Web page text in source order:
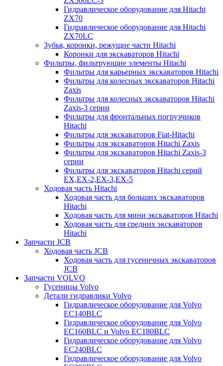
Гидравлическое оборудование для Hitachi
ZX70
Гидравлическое оборудование для Hitachi
ZX70LC
Зубья, коронки, режущие части Hitachi
Коронки для экскаваторов Hitachi
Фильтры, фильтрующие элементы Hitachi
Фильтры для карьерных экскаваторов Hitachi
Фильтры для колесных экскаваторов Hitachi
Zaxis
Фильтры для колесных экскаваторов Hitachi
Zaxis-3 серии
Фильтры для фронтальных погрузчиков
Hitachi
Фильтры для экскаваторов Fiat-Hitachi
Фильтры для экскаваторов Hitachi Zaxis
Фильтры для экскаваторов Hitachi Zaxis-3
серии
Фильтры для экскаваторов Hitachi серий
EX,EX-2,EX-3,EX-5
Ходовая часть Hitachi
Ходовая часть для больших экскаваторов
Hitachi
Ходовая часть для мини экскаваторов Hitachi
Ходовая часть для средних экскаваторов
Hitachi
Запчасти JCB
Ходовая часть JCB
Ходовая часть для гусеничных экскаваторов
JCB
Запчасти VOLVO
Гусеницы Volvo
Детали гидравлики Volvo
Гидравлическое оборудование для Volvo
EC140BLC
Гидравлическое оборудование для Volvo
EC160BLC и Volvo EC180BLC
Гидравлическое оборудование для Volvo
EC240BLC
Гидравлическое оборудование для Volvo